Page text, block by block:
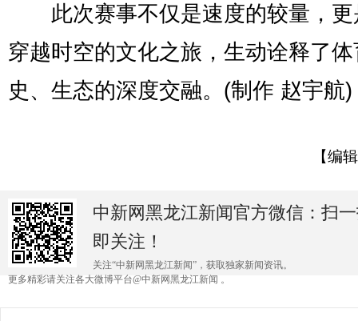
此次赛事不仅是速度的较量，更
穿越时空的文化之旅，生动诠释了
史、生态的深度交融。(制作 赵宇航)
【编
中新网黑龙江新闻官方微信：扫
即关注！
关注“中新网黑龙江新闻”，获取独家新闻资讯。
更多精彩请关注各大微博平台@中新网黑龙江新闻 。